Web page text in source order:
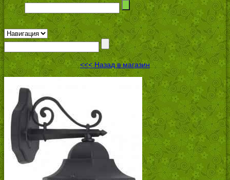
<<< Назад в магазин